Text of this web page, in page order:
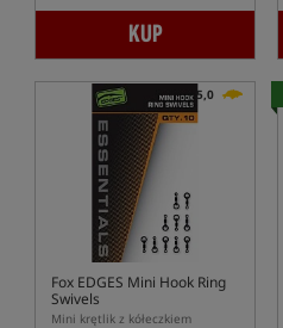
KUP
5,0
Fox EDGES Mini Hook Ring
Swivels
Mini krętlik z kółeczkiem